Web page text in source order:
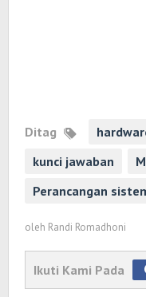
Ditag
kunci jawaban
Perancangan
oleh Randi Romadhoni
Ikuti Kami Pada